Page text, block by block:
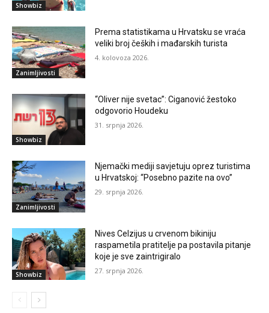
Showbiz
Zanimljivosti
Prema statistikama u Hrvatsku se vraća
veliki broj čeških i mađarskih turista
4. kolovoza 2026.
Showbiz
“Oliver nije svetac”: Ciganović žestoko
odgovorio Houdeku
31. srpnja 2026.
Zanimljivosti
Njemački mediji savjetuju oprez turistima
u Hrvatskoj: “Posebno pazite na ovo”
29. srpnja 2026.
Showbiz
Nives Celzijus u crvenom bikiniju
raspametila pratitelje pa postavila pitanje
koje je sve zaintrigiralo
27. srpnja 2026.